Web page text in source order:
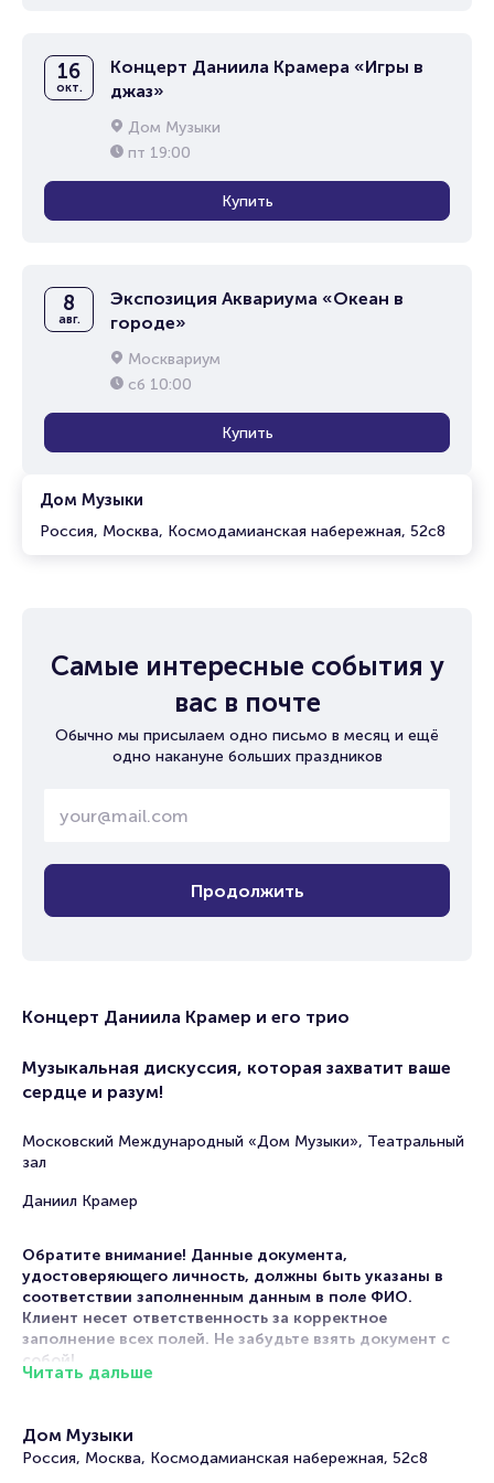
Дом Музыки
Россия, Москва, Космодамианская набережная, 52с8
16
окт.
Концерт Даниила Крамера «Игры в
джаз»
Дом Музыки
пт 19:00
Купить
8
авг.
Экспозиция Аквариума «Океан в
городе»
Москвариум
сб 10:00
Купить
Самые интересные события у
вас в почте
Обычно мы присылаем одно письмо в месяц и ещё
одно накануне больших праздников
Продолжить
Концерт Даниила Крамер и его трио
Музыкальная дискуссия, которая захватит ваше
сердце и разум!
Московский Международный «Дом Музыки», Театральный
зал
Даниил Крамер
Обратите внимание! Данные документа,
удостоверяющего личность, должны быть указаны в
соответствии заполненным данным в поле ФИО.
Клиент несет ответственность за корректное
заполнение всех полей. Не забудьте взять документ с
собой!
Московском Международном «Доме Музыки». На этой
странице представлена афиша мероприятия. Продажа
Читать дальше
Дом Музыки
Россия, Москва, Космодамианская набережная, 52с8